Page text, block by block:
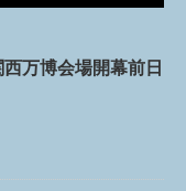
万博会場開幕前日